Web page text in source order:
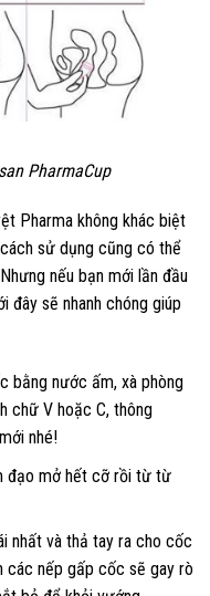
PharmaCup
Pharma không khác biệt
sử dụng cũng có thể
nếu bạn mới lần đầu
sẽ nhanh chóng giúp
bằng nước ấm, xà phòng
chữ V hoặc C, thông
nhé!
đạo mở hết cỡ rồi từ từ
nhất và thả tay ra cho cốc
các nếp gấp cốc sẽ gay rò